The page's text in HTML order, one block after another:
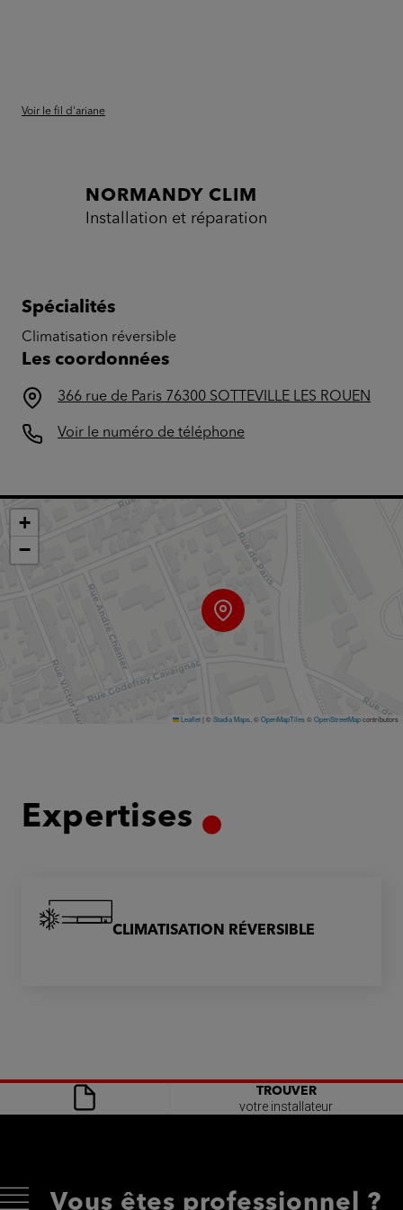
Voir le fil d'ariane
NORMANDY CLIM
Installation et réparation
Spécialités
Climatisation réversible
Les coordonnées
366 rue de Paris 76300 SOTTEVILLE LES ROUEN
Voir le numéro de téléphone
+
−
Leaflet| ©Stadia Maps , ©OpenMapTiles©OpenStreetMapcontributors
Expertises
CLIMATISATION RÉVERSIBLE
TROUVER
votre installateur
Vous êtes professionnel ?